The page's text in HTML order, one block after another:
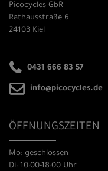
Picocycles GbR
Rathausstraße 6
24103 Kiel
0431 666 83 57
info@picocycles.de
ÖFFNUNGSZEITEN
Mo: geschlossen
Di: 10:00-18:00 Uhr